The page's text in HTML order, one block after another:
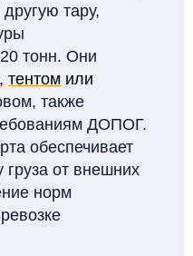
тару,
тонн. Они
, тентом или
также
ДОПОГ.
обеспечивает
от внешних
норм